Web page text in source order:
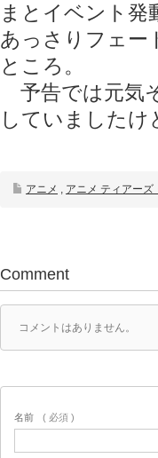
まとイベント発
あっさりフェー
ところ。
予告では元気
していましたけ
アニメ , アニメ ティアーズ
Comment
コメントはありません。
名前 ( 必須 )